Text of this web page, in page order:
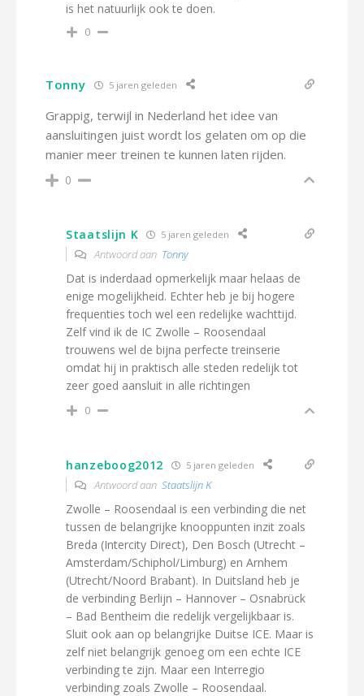
is het natuurlijk ook te doen.
0
Tonny 5 jaren geleden
Grappig, terwijl in Nederland het idee van
aansluitingen juist wordt los gelaten om op die
manier meer treinen te kunnen laten rijden.
0
Staatslijn K 5 jaren geleden
Antwoord aan Tonny
Dat is inderdaad opmerkelijk maar helaas de
enige mogelijkheid. Echter heb je bij hogere
frequenties toch wel een redelijke wachttijd.
Zelf vind ik de IC Zwolle – Roosendaal
trouwens wel de bijna perfecte treinserie
omdat hij in praktisch alle steden redelijk tot
zeer goed aansluit in alle richtingen
0
hanzeboog2012 5 jaren geleden
Antwoord aan Staatslijn K
Zwolle – Roosendaal is een verbinding die net
tussen de belangrijke knooppunten inzit zoals
Breda (Intercity Direct), Den Bosch (Utrecht –
Amsterdam/Schiphol/Limburg) en Arnhem
(Utrecht/Noord Brabant). In Duitsland heb je
de verbinding Berlijn – Hannover – Osnabrück
– Bad Bentheim die redelijk vergelijkbaar is.
Sluit ook aan op belangrijke Duitse ICE. Maar is
zelf niet belangrijk genoeg om een echte ICE
verbinding te zijn. Maar een Interregio
verbinding zoals Zwolle – Roosendaal.